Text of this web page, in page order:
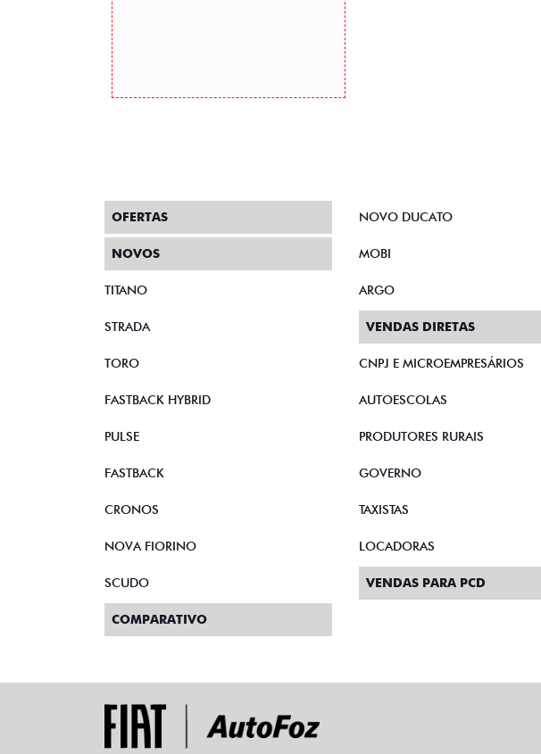
OFERTAS
NOVOS
TITANO
STRADA
TORO
FASTBACK HYBRID
PULSE
FASTBACK
CRONOS
NOVA FIORINO
SCUDO
NOVO DUCATO
MOBI
ARGO
VENDAS DIRETAS
CNPJ E MICROEMPRESÁRIOS
AUTOESCOLAS
PRODUTORES RURAIS
GOVERNO
TAXISTAS
LOCADORAS
VENDAS PARA PCD
COMPARATIVO